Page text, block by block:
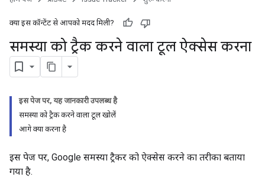
क्या इस कॉन्टेंट से आपको मदद मिली?
समस्या को ट्रैक करने वाला टूल ऐक्सेस करना
इस पेज पर, यह जानकारी उपलब्ध है
समस्या को ट्रैक करने वाला टूल खोलें
आगे क्या करना है
इस पेज पर, Google समस्या ट्रैकर को ऐक्सेस करने का तरीका बताया
गया है.